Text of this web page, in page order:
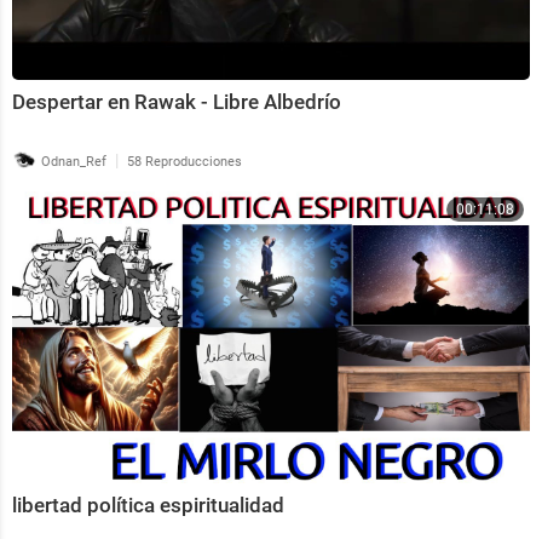
Despertar en Rawak - Libre Albedrío
Odnan_Ref | 58 Reproducciones
00:11:08
libertad política espiritualidad